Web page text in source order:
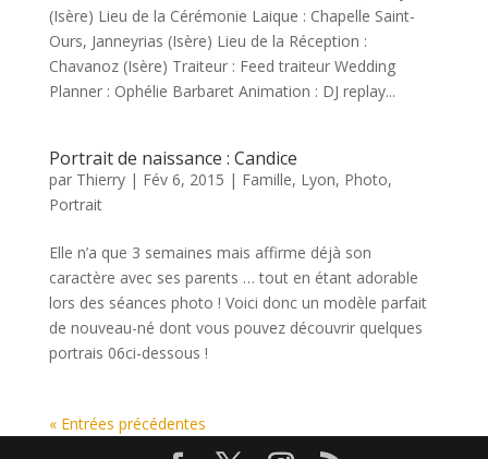
(Isère) Lieu de la Cérémonie Laique : Chapelle Saint-
Ours, Janneyrias (Isère) Lieu de la Réception :
Chavanoz (Isère) Traiteur : Feed traiteur Wedding
Planner : Ophélie Barbaret Animation : DJ replay...
Portrait de naissance : Candice
par Thierry| Fév 6, 2015 | Famille, Lyon, Photo,
Portrait
Elle n’a que 3 semaines mais affirme déjà son
caractère avec ses parents … tout en étant adorable
lors des séances photo ! Voici donc un modèle parfait
de nouveau-né dont vous pouvez découvrir quelques
portrais 06ci-dessous !
« Entrées précédentes